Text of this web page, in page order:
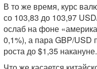
В то же время, курс
со 103,83 до 103,97
ослаб на фоне
0,1%), а пара GBP/USD
роста до $1,35 накануне.